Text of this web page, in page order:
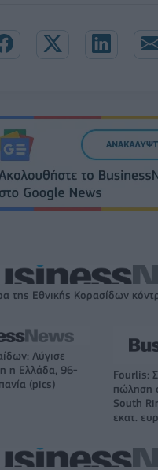
της Εθνικής Κορασίδων
Λύγισε
η Ελλάδα, 96-
(pics)
Fourlis:
πώληση
South
εκατ.